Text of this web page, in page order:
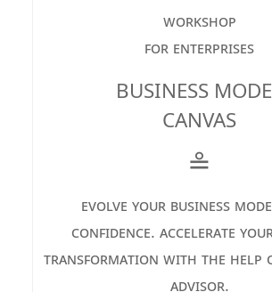
workshop
for enterprises
BUSINESS
CANVAS
≗
evolve your business
confidence. accelerate
transformation with the help
advisor.